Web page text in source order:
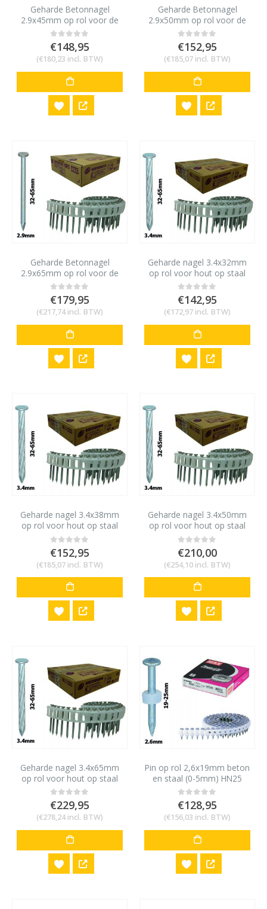
Geharde Betonnagel
2.9x45mm op rol voor de
Max HN120 (2000st)
0out of 5
€148,95
(€180,23 incl. BTW)
Geharde Betonnagel
2.9x50mm op rol voor de
Max HN120 (2000st)
0out of 5
€152,95
(€185,07 incl. BTW)
Geharde Betonnagel
2.9x65mm op rol voor de
Max HN120 (2000st)
0out of 5
€179,95
(€217,74incl. BTW)
Geharde nagel 3.4x32mm
op rol voor hout op staal
Max HN120 (2000st)
0out of 5
€142,95
(€172,97 incl. BTW)
Geharde nagel 3.4x38mm
op rol voor hout op staal
Max HN120 (2000st)
0out of 5
€152,95
(€185,07 incl. BTW)
Geharde nagel 3.4x50mm
op rol voor hout op staal
Max HN120 (2000st)
0out of 5
€210,00
(€254,10 incl. BTW)
Geharde nagel 3.4x65mm
op rol voor hout op staal
5mm (2000st)
0out of 5
€229,95
(€278,24incl. BTW)
Pin op rol 2,6x19mm beton
en staal (0-5mm) HN25
(1000st)
0out of 5
€128,95
(€156,03 incl. BTW)